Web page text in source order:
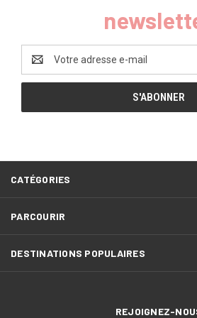
mail
CATÉGORIES
PARCOURIR
DESTINATIONS POPULAIRES
REJOIGNEZ-